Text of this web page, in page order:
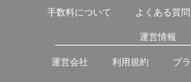
手数料について よくある質問
運営情報
運営会社 利用規約 プ